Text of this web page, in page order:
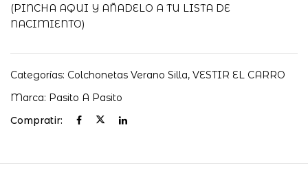
(PINCHA AQUI Y AÑADELO A TU LISTA DE
NACIMIENTO)
Categorías: Colchonetas Verano Silla, VESTIR EL CARRO
Marca: Pasito A Pasito
Compratir: